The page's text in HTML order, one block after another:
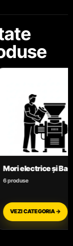
termice
produse
VEZI CATEGORIA →